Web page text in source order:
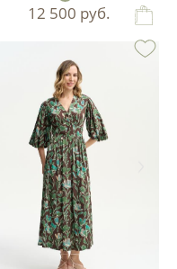
12 500 руб.